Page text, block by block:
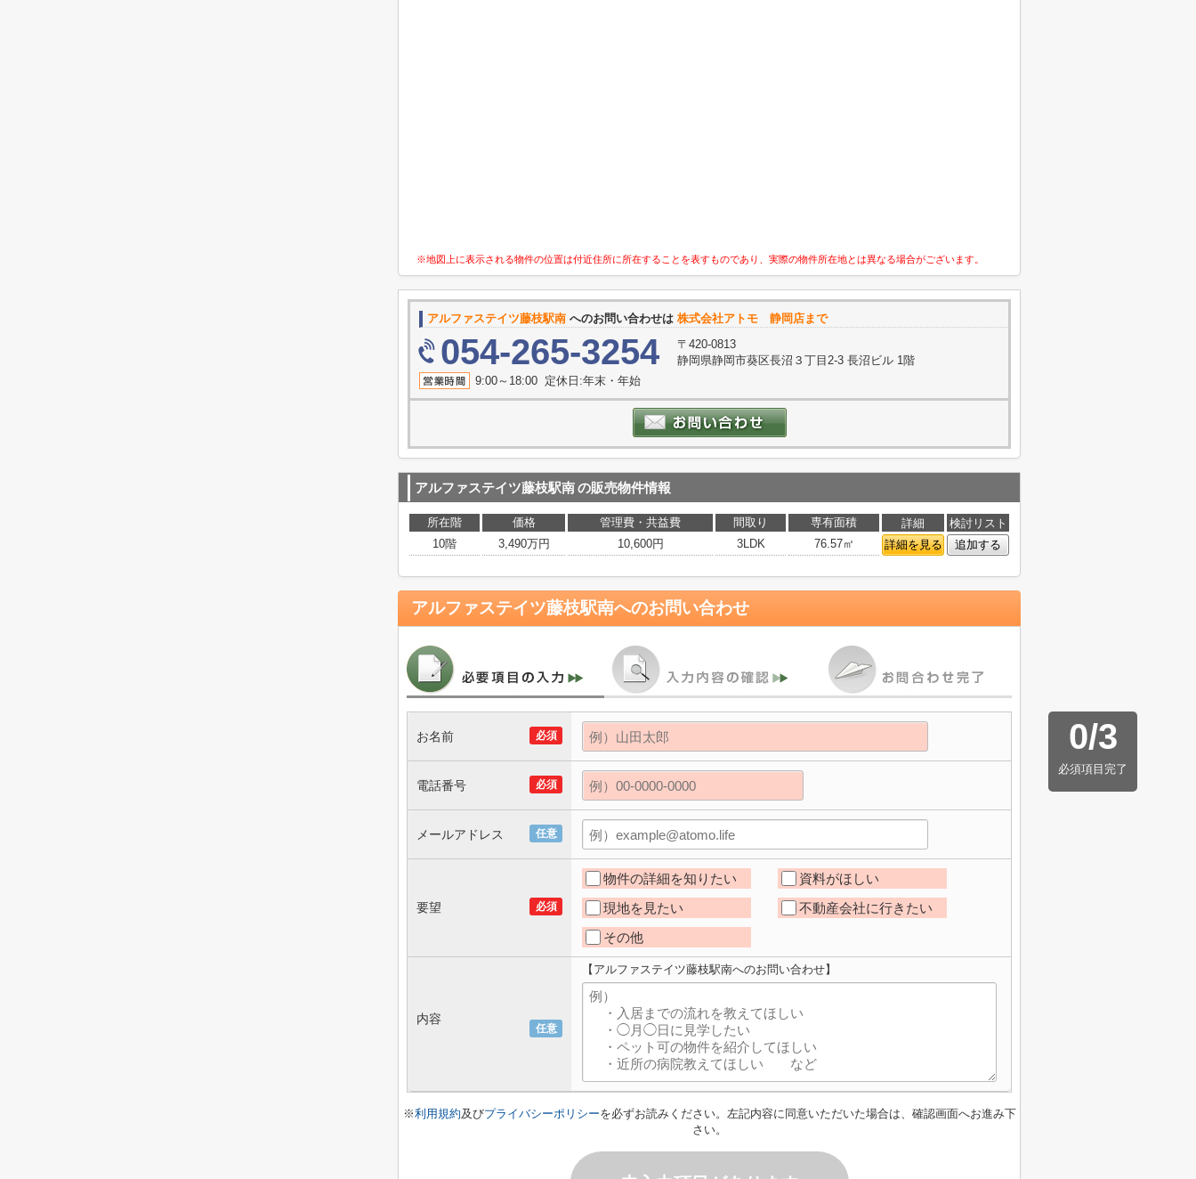
※地図上に表示される物件の位置は付近住所に所在することを表すものであり、実際の物件所在地とは異なる場合がございます。
アルファステイツ藤枝駅南 へのお問い合わせは 株式会社アトモ 静岡店まで
054-265-3254
〒420-0813
静岡県静岡市葵区長沼３丁目2-3 長沼ビル 1階
9:00～18:00 定休日:年末・年始
アルファステイツ藤枝駅南の販売物件情報
所在階 価格 管理費・共益費 間取り 専有面積 詳細
検討リスト
10階
3,490万円 10,600円 3LDK 76.57㎡ 詳細を見る 追加する
アルファステイツ藤枝駅南へのお問い合わせ
0/3
必須項目完了
必須
お名前
必須
電話番号
任意
メールアドレス
必須
要望
物件の詳細を知りたい
資料がほしい
現地を見たい
不動産会社に行きたい
その他
任意
内容
【アルファステイツ藤枝駅南へのお問い合わせ】
※利用規約及びプライバシーポリシーを必ずお読みください。左記内容に同意いただいた場合は、確認画面へお進み下
さい。